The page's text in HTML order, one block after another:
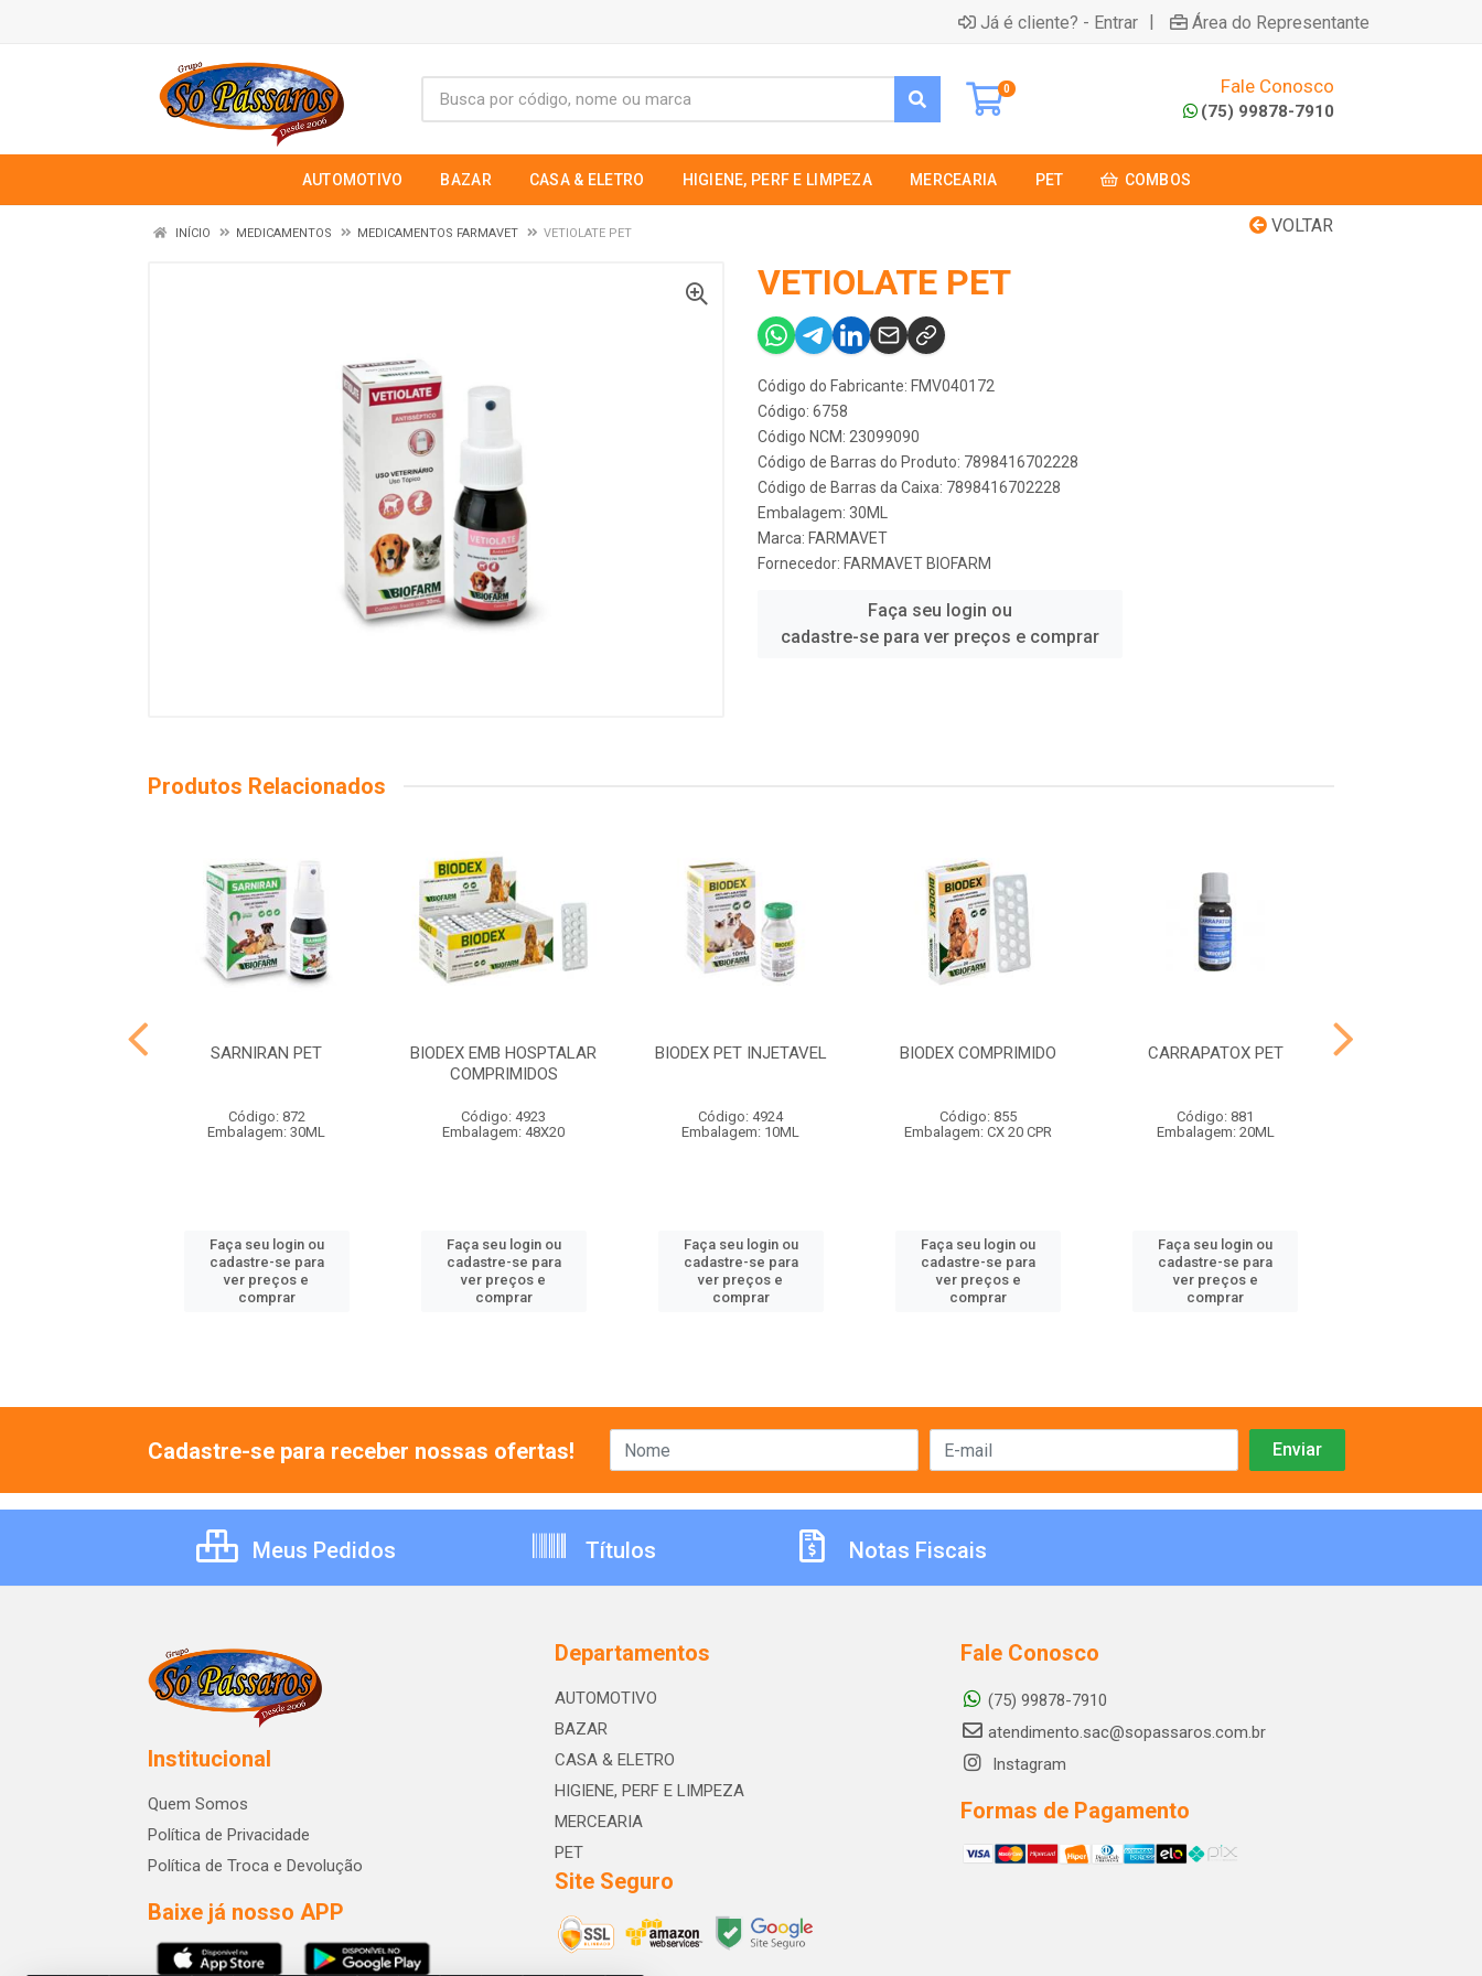
Já é cliente? - Entrar | Área do Representante
0 Fale Conosco
(75) 99878-7910
AUTOMOTIVO BAZAR CASA & ELETRO HIGIENE, PERF E LIMPEZA MERCEARIA PET COMBOS
VOLTAR
INÍCIO MEDICAMENTOS MEDICAMENTOS FARMAVET VETIOLATE PET
VETIOLATE PET
Código do Fabricante: FMV040172
Código: 6758
Código NCM: 23099090
Código de Barras do Produto: 7898416702228
Código de Barras da Caixa: 7898416702228
Embalagem: 30ML
Marca: FARMAVET
Fornecedor: FARMAVET BIOFARM
Faça seu login ou
cadastre-se para ver preços e comprar
Produtos Relacionados
SARNIRAN PET
Código: 872
Embalagem: 30ML
Faça seu login ou
cadastre-se para
ver preços e
comprar
BIODEX EMB HOSPTALAR
COMPRIMIDOS
Código: 4923
Embalagem: 48X20
Faça seu login ou
cadastre-se para
ver preços e
comprar
BIODEX PET INJETAVEL
Código: 4924
Embalagem: 10ML
Faça seu login ou
cadastre-se para
ver preços e
comprar
BIODEX COMPRIMIDO
Código: 855
Embalagem: CX 20 CPR
Faça seu login ou
cadastre-se para
ver preços e
comprar
CARRAPATOX PET
Código: 881
Embalagem: 20ML
Faça seu login ou
cadastre-se para
ver preços e
comprar
Cadastre-se para receber nossas ofertas!
Meus Pedidos Títulos Notas Fiscais
Institucional
Quem Somos
Política de Privacidade
Política de Troca e Devolução
Baixe já nosso APP
Departamentos
AUTOMOTIVO
BAZAR
CASA & ELETRO
HIGIENE, PERF E LIMPEZA
MERCEARIA
PET
Site Seguro
Fale Conosco
(75) 99878-7910
atendimento.sac@sopassaros.com.br
Instagram
Formas de Pagamento